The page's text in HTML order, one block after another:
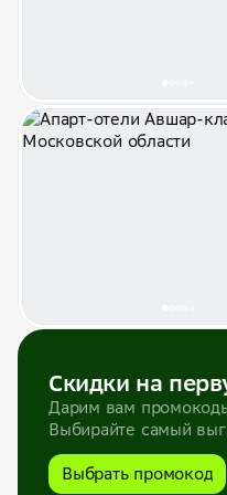
Скидки на
Дарим вам
Выбирайте самый
Выбрать промокод